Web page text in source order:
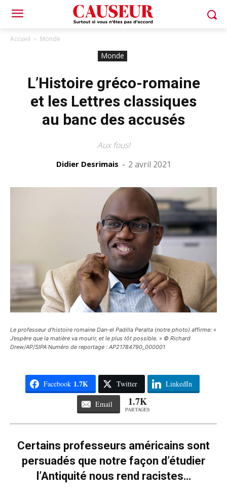
Accueil Monde
Monde
L’Histoire gréco-romaine
et les Lettres classiques
au banc des accusés
Aux fous!
Didier Desrimais - 2 avril 2021
Le professeur d’histoire romaine Dan-el Padilla Peralta (notre photo) affirme: «
J’espère que la matière va mourir, et le plus tôt possible. » © Richard
Drew/AP/SIPA Numéro de reportage : AP21784790_000001
Facebook 1.7K Twitter LinkedIn
Email 1.7K
PARTAGES
Certains professeurs américains sont
persuadés que notre façon d’étudier
l’Antiquité nous rend racistes…